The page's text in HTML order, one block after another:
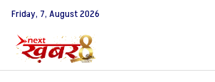
Friday, 7, August 2026